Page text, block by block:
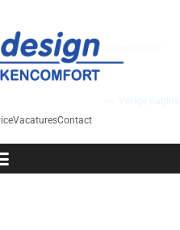
VacaturesContact
/ 560 150 muurdoorvoerrooster